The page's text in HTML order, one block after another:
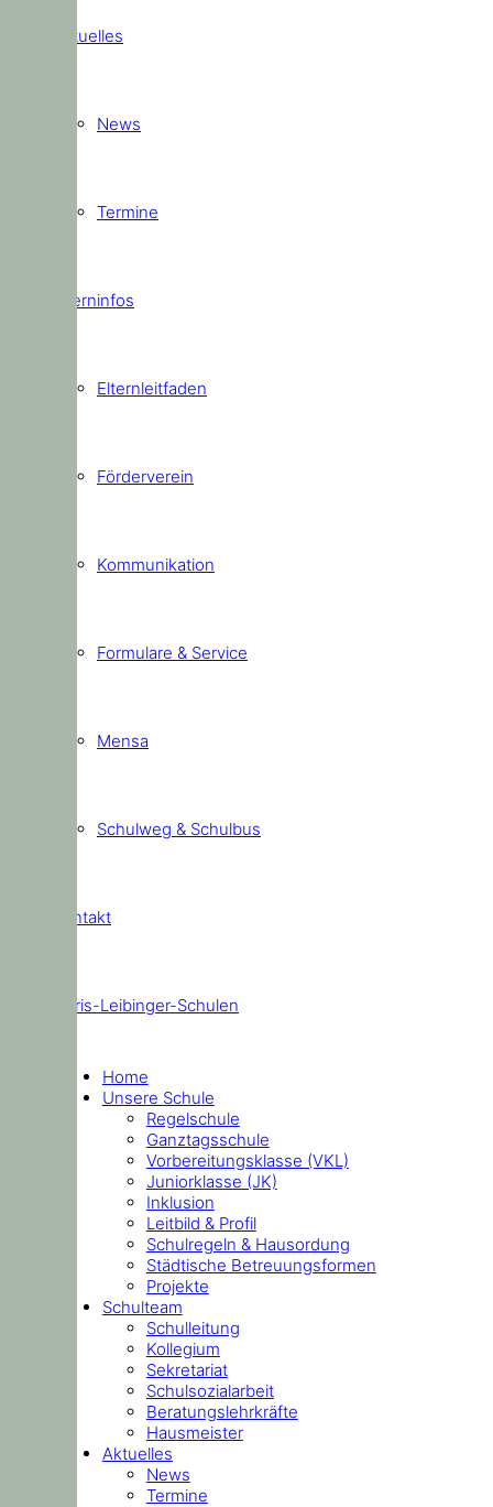
Aktuelles
News
Termine
Elterninfos
Elternleitfaden
Förderverein
Kommunikation
Formulare & Service
Mensa
Schulweg & Schulbus
Kontakt
Doris-Leibinger-Schulen
Home
Unsere Schule
Regelschule
Ganztagsschule
Vorbereitungsklasse (VKL)
Juniorklasse (JK)
Inklusion
Leitbild & Profil
Schulregeln & Hausordung
Städtische Betreuungsformen
Projekte
Schulteam
Schulleitung
Kollegium
Sekretariat
Schulsozialarbeit
Beratungslehrkräfte
Hausmeister
Aktuelles
News
Termine